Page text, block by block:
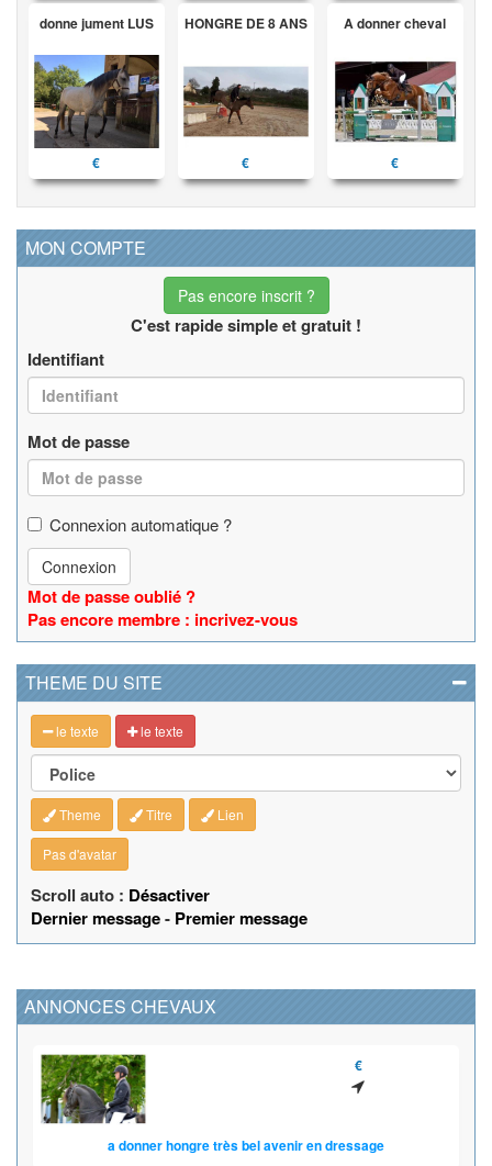
donne jument LUS
€
HONGRE DE 8 ANS
€
A donner cheval
€
MON COMPTE
Pas encore inscrit ?
C'est rapide simple et gratuit !
Identifiant
Mot de passe
Connexion automatique ?
Connexion
Mot de passe oublié ?
Pas encore membre : incrivez-vous
THEME DU SITE
le texte le texte
Theme Titre Lien
Pas d'avatar
Scroll auto : Désactiver
Dernier message- Premier message
ANNONCES CHEVAUX
€
a donner hongre très bel avenir en dressage